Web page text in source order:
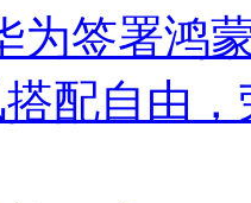
为签署鸿
配自由